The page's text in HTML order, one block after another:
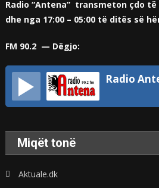
Radio “Antena” transmeton çdo të
dhe nga 17:00 – 05:00 të ditës së
FM 90.2 — Dëgjo:
Miqët tonë
Aktuale.dk